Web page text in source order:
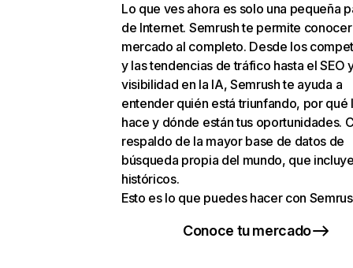
Lo que ves ahora es solo una pequeña
de Internet. Semrush te permite
mercado al completo. Desde los
y las tendencias de tráfico hasta el SEO
visibilidad en la IA, Semrush te ayuda a
entender quién está triunfando, por qué
hace y dónde están tus oportunidades.
respaldo de la mayor base de datos de
búsqueda propia del mundo, que
históricos.
Esto es lo que puedes hacer con
Conoce tu mercado